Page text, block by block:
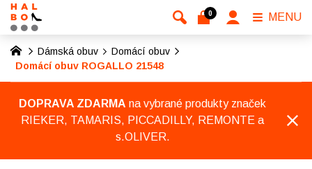
Dámská obuv
Domácí obuv
Domácí obuv ROGALLO 21548
DOPRAVA ZDARMA na vybrané produkty značek
RIEKER, TAMARIS, PICCADILLY, REMONTE a
s.OLIVER.
0 MENU